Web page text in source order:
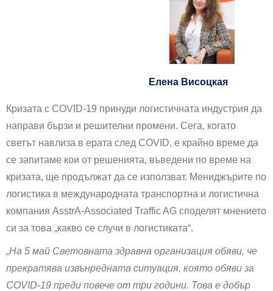
Елена Висоцкая
Кризата с COVID-19 принуди логистичната индустрия да
направи бързи и решителни промени. Сега, когато
светът навлиза в ерата след COVID, е крайно време да
се запитаме кои от решенията, въведени по време на
кризата, ще продължат да се използват. Мениджърите по
логистика в международната транспортна и логистична
компания AsstrA-Associated Traffic AG споделят мнението
си за това „какво се случи в логистиката“.
„На 5 май Световната здравна организация обяви, че
прекратява извънредната ситуация, която обяви за
COVID-19 преди повече от три години. Това е добър